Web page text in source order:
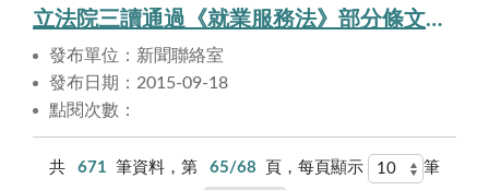
立法院三讀通過《就業服務法》部分條文修正草案，外籍家庭看護工在臺工作有條件延長至14年，及中低收入戶、低收入戶免繳就業安定費。
發布單位：新聞聯絡室
發布日期：2015-09-18
點閱次數：
共 671 筆資料，第 65/68 頁，每頁顯示 筆